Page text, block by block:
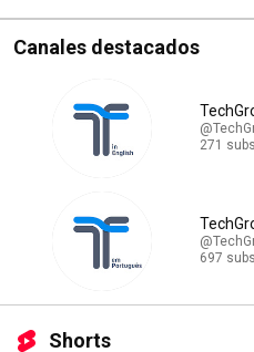
Canales destacados
271
697
Shorts